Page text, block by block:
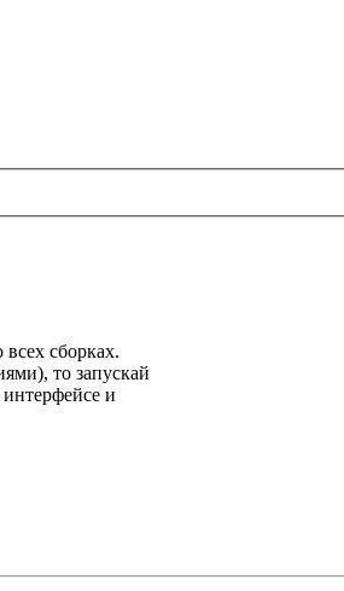
всех сборках.
то запускай
и